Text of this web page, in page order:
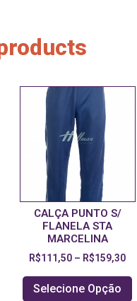
CALÇA PUNTO S/
FLANELA STA
MARCELINA
R$111,50 – R$159,30
Selecione Opção